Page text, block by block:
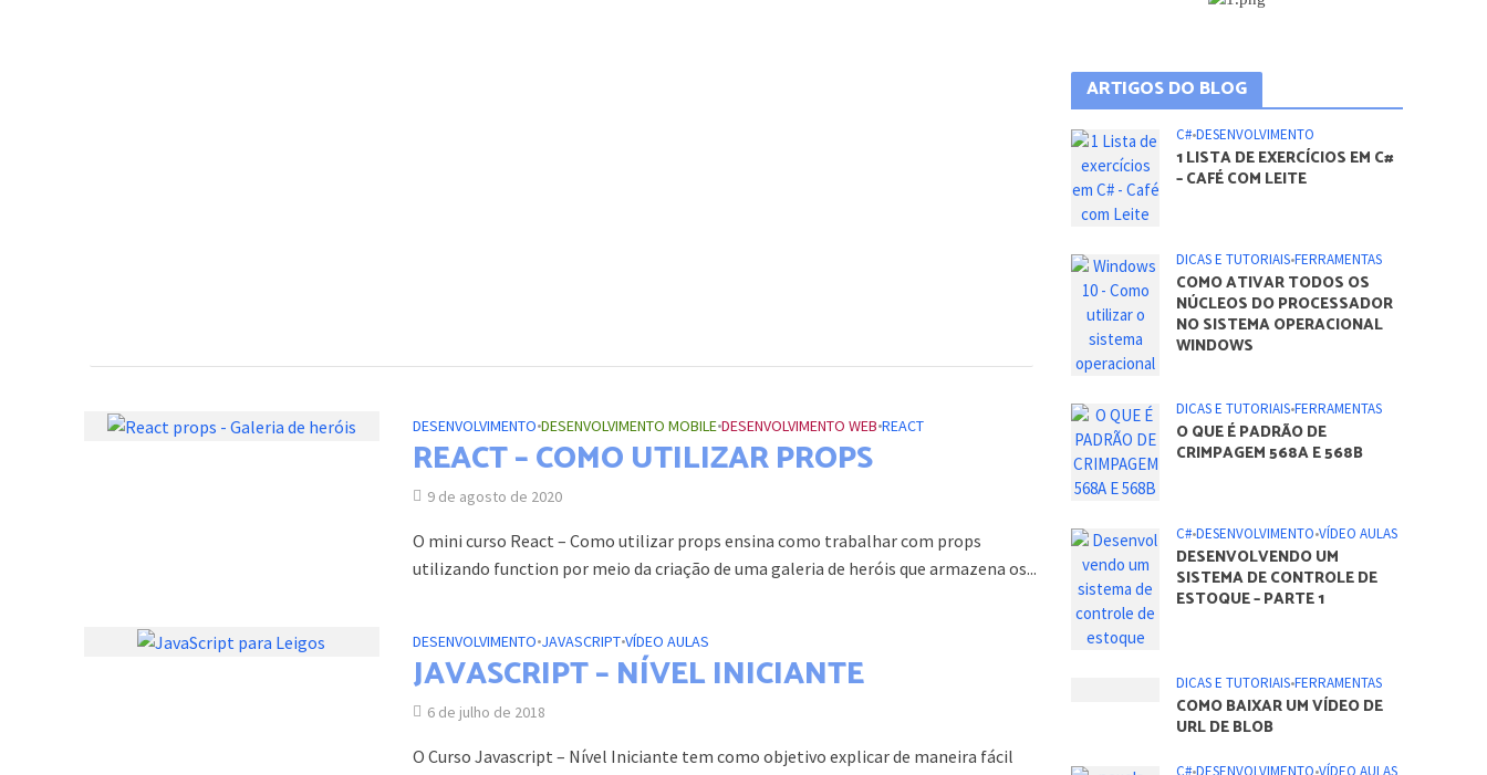
DESENVOLVIMENTO•DESENVOLVIMENTO MOBILE•DESENVOLVIMENTO WEB•REACT
REACT – COMO UTILIZAR PROPS
9 de agosto de 2020
O mini curso React – Como utilizar props ensina como trabalhar com props
utilizando function por meio da criação de uma galeria de heróis que armazena os...
DESENVOLVIMENTO•JAVASCRIPT•VÍDEO AULAS
JAVASCRIPT – NÍVEL INICIANTE
6 de julho de 2018
O Curso Javascript – Nível Iniciante tem como objetivo explicar de maneira fácil
CURSOS EM DESTAQUE
ARTIGOS DO BLOG
C# •DESENVOLVIMENTO
1 LISTA DE EXERCÍCIOS EM C#
– CAFÉ COM LEITE
COMO ATIVAR TODOS OS
NÚCLEOS DO PROCESSADOR
NO SISTEMA OPERACIONAL
WINDOWS